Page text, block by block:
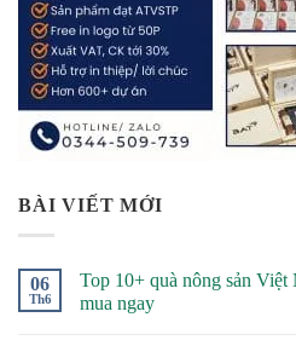
BÀI VIẾT MỚI
06
Th6
Top 10+ quà nông sản
mua ngay